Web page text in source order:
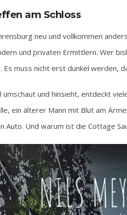
am Schloss
neu und vollkommen
und privaten Ermittlern. Wer
Es muss nicht erst dunkel werden,
umschaut und hinsieht, entdeckt
ein älterer Mann mit Blut am
Auto. Und warum ist die Cottage